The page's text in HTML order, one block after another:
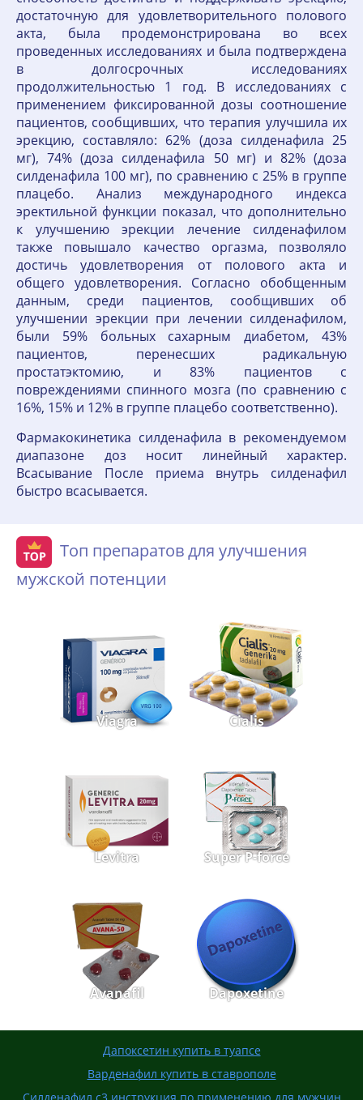
достаточную для удовлетворительного полового
акта, была продемонстрирована во всех
проведенных исследованиях и была подтверждена
в долгосрочных исследованиях
продолжительностью 1 год. В исследованиях с
применением фиксированной дозы соотношение
пациентов, сообщивших, что терапия улучшила их
эрекцию, составляло: 62% (доза силденафила 25
мг), 74% (доза силденафила 50 мг) и 82% (доза
силденафила 100 мг), по сравнению с 25% в группе
плацебо. Анализ международного индекса
эректильной функции показал, что дополнительно
к улучшению эрекции лечение силденафилом
также повышало качество оргазма, позволяло
достичь удовлетворения от полового акта и
общего удовлетворения. Согласно обобщенным
данным, среди пациентов, сообщивших об
улучшении эрекции при лечении силденафилом,
были 59% больных сахарным диабетом, 43%
пациентов, перенесших радикальную
простатэктомию, и 83% пациентов с
повреждениями спинного мозга (по сравнению с
16%, 15% и 12% в группе плацебо соответственно).
Фармакокинетика силденафила в рекомендуемом
диапазоне доз носит линейный характер.
Всасывание После приема внутрь силденафил
быстро всасывается.
Топ препаратов для улучшения
мужской потенции
Viagra Cialis
Levitra Super P-force
Avanafil Dapoxetine
Дапоксетин купить в туапсе
Варденафил купить в ставрополе